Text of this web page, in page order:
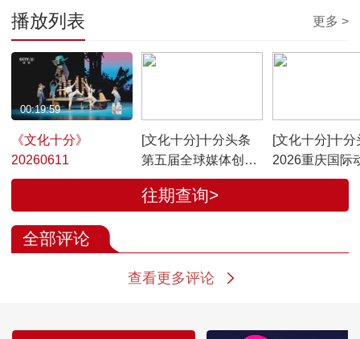
播放列表 更多 >
《文化十分》
20260611
00:19:59
[文化十分]十分头条
第五届全球媒体创新
论坛在重庆举行
[文化十分]十分
2026重庆国际
影周开幕
往期查询>
全部评论
查看更多评论